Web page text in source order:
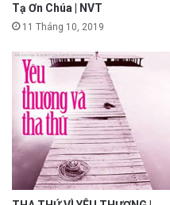
Tạ Ơn Chúa | NVT
11 Tháng 10, 2019